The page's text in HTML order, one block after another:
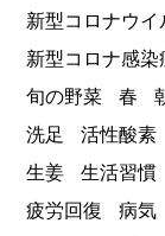
新型コロナウ
新型コロナ感染
旬の野菜
春
洗足
活性酸素
生姜
生活習慣
疲労回復
病気